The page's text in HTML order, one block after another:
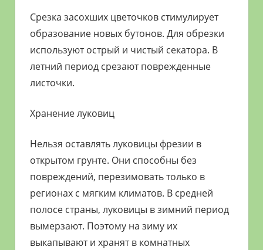
Срезка засохших цветочков стимулирует
образование новых бутонов. Для обрезки
используют острый и чистый секатора. В
летний период срезают поврежденные
листочки.
Хранение луковиц
Нельзя оставлять луковицы фрезии в
открытом грунте. Они способны без
повреждений, перезимовать только в
регионах с мягким климатов. В средней
полосе страны, луковицы в зимний период
вымерзают. Поэтому на зиму их
выкапывают и хранят в комнатных